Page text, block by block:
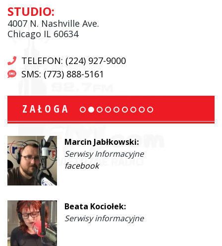
STUDIO:
4007 N. Nashville Ave.
Chicago IL 60634
TELEFON: (224) 927-9000
SMS: (773) 888-5161
ZAŁOGA
Marcin Jabłkowski:
Serwisy Informacyjne
facebook
Beata Kociołek:
Serwisy informacyjne